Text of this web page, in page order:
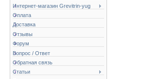
Интернет-магазин Grevitrin-yug
Оплата
Доставка
Отзывы
Форум
Вопрос / Ответ
Обратная связь
Статьи